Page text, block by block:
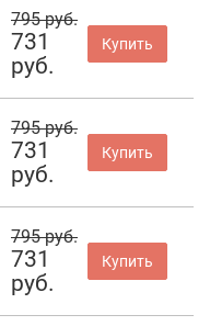
795 руб.
731
руб.
Купить
795 руб.
731
руб.
Купить
795 руб.
731
руб.
Купить